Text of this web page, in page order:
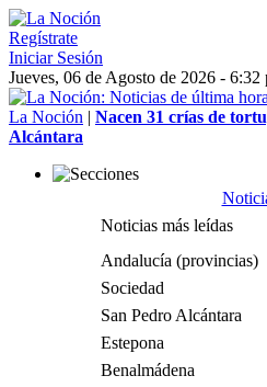
Regístrate
Iniciar Sesión
Jueves, 06 de Agosto de 2026 - 6:32
La Noción | Nacen 31 crías de
Alcántara
Noticias más leídas
Andalucía (provincias)
Sociedad
San Pedro Alcántara
Estepona
Benalmádena